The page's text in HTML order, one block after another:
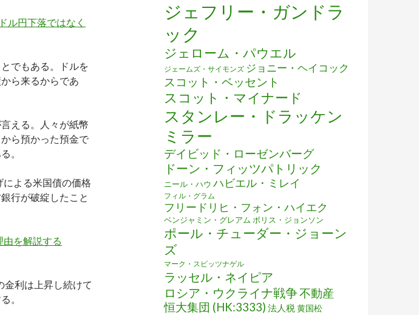
ル円下落ではなく
でもある。ドルを
ら来るからであ
える。人々が紙幣
ら預かった預金で
。
よる米国債の価格
行が破綻したこと
を解説する
金利は上昇し続けて
。
ジェフリー・ガンドラ
ック
ジェローム・パウエル
ジェームズ・サイモンズ ジョニー・ヘイコック
スコット・ベッセント
スコット・マイナード
スタンレー・ドラッケン
ミラー
デイビッド・ローゼンバーグ
ドーン・フィッツパトリック
ニール・ハウ ハビエル・ミレイ
フィル・グラム
フリードリヒ・フォン・ハイエク
ベンジャミン・グレアム ボリス・ジョンソン
ポール・チューダー・ジョーン
ズ
マーク・スピッツナゲル
ラッセル・ネイピア
ロシア・ウクライナ戦争不動産
恒大集団 (HK:3333) 法人税黄国松